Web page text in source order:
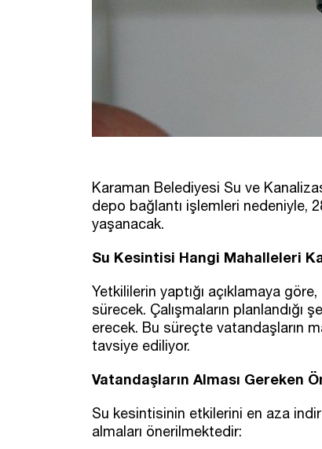
Karaman Belediyesi Su ve
depo bağlantı işlemleri nedeniyle,
yaşanacak.
Su Kesintisi Hangi Mahalleleri
Yetkililerin yaptığı açıklamaya
sürecek. Çalışmaların
erecek. Bu süreçte vatandaşların
tavsiye ediliyor.
Vatandaşların Alması Gereken
Su kesintisinin etkilerini en aza
almaları önerilmektedir: